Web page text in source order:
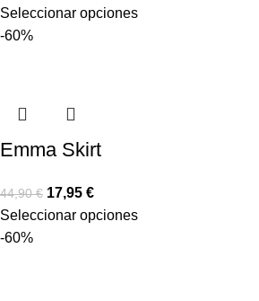
Seleccionar opciones
-60%
Emma Skirt
44,90€ 17,95 €
Seleccionar opciones
-60%